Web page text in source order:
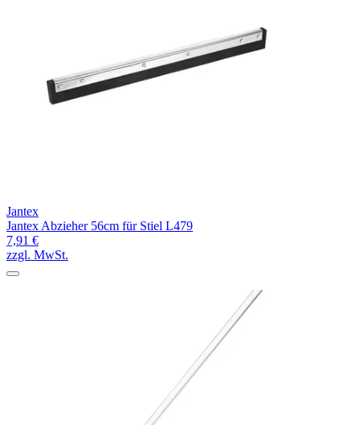
Jantex
Jantex Abzieher 56cm für Stiel L479
7,91 €
zzgl. MwSt.